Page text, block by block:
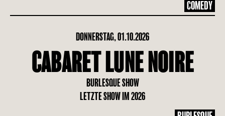
COMEDY
DONNERSTAG, 01.10.2026
CABARET LUNE NOIRE
BURLESQUE SHOW
LETZTE SHOW IM 2026